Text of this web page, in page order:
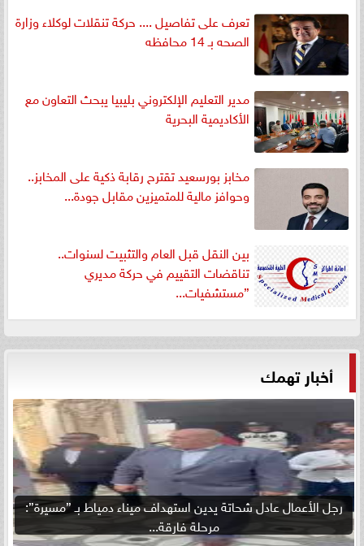
تعرف على تفاصيل .... حركة تنقلات لوكلاء وزارة
الصحه بـ 14 محافظه
مدير التعليم الإلكتروني بليبيا يبحث التعاون مع
الأكاديمية البحرية
مخابز بورسعيد تقترح رقابة ذكية على المخابز..
وحوافز مالية للمتميزين مقابل جودة...
بين النقل قبل العام والتثبيت لسنوات..
تناقضات التقييم في حركة مديري
”مستشفيات...
أخبار تهمك
رجل الأعمال عادل شحاتة يدين استهداف ميناء دمياط بـ ”مسيرة”:
مرحلة فارقة...